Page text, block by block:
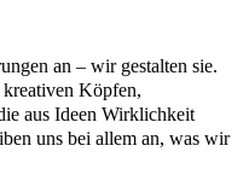
an – wir gestalten sie.
kreativen Köpfen,
aus Ideen Wirklichkeit
uns bei allem an, was wir